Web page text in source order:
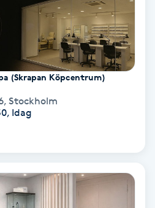
(Skrapan Köpcentrum)
, Stockholm
Idag